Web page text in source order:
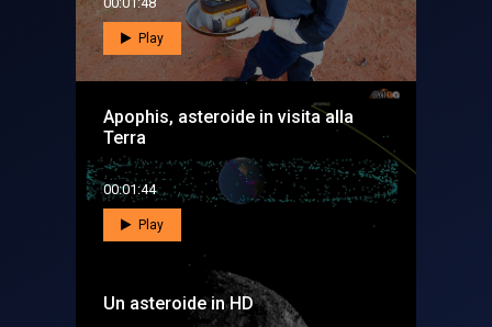
Play
Apophis, asteroide in visita alla
Terra
00:01:44
Play
Un asteroide in HD